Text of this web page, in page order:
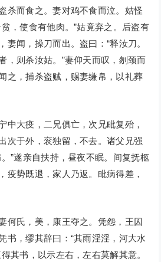
杀而食之。妻对鸡不食而泣。姑怪
，使食有他肉。”姑竟弃之。后盗有
妻闻，操刀而出。盗曰：“释汝刀。
，则杀汝姑。”妻仰天而叹，刎颈而
之，捕杀盗贼，赐妻缣帛，以礼葬
大疫，二兄俱亡，次兄毗复殆，
次于外，衮独留，不去。诸父兄强
”遂亲自扶持，昼夜不眠。间复抚柩
疫势既退，家人乃返。毗病得差，
氏，美，康王夺之。凭怨，王囚
书，缪其辞曰：“其雨淫淫，河大水
其书，以示左右，左右莫解其意。